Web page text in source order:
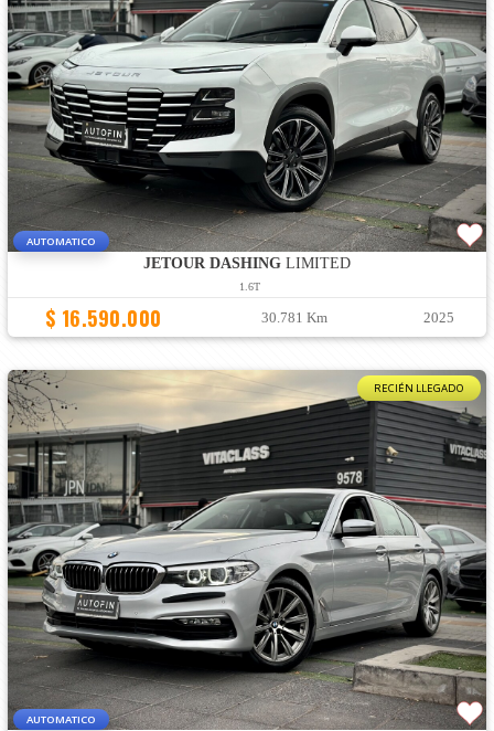
AUTOMATICO
JETOUR DASHINGLIMITED
1.6T
$ 16.590.000 30.781 Km 2025
RECIÉN LLEGADO
AUTOMATICO